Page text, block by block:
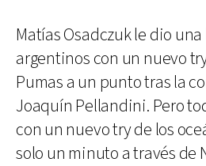
Matías Osadczuk le dio
argentinos con un nuevo
Pumas a un punto tras la
Joaquín Pellandini. Pero
con un nuevo try de los
solo un minuto a través de